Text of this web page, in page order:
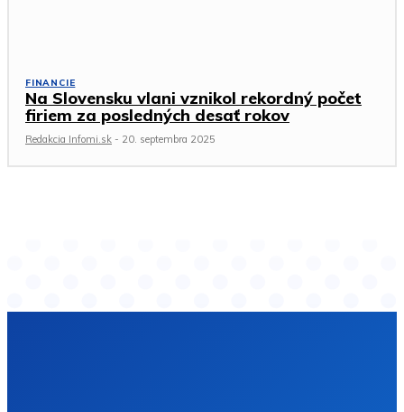
FINANCIE
Na Slovensku vlani vznikol rekordný počet
firiem za posledných desať rokov
Redakcia Infomi.sk - 20. septembra 2025